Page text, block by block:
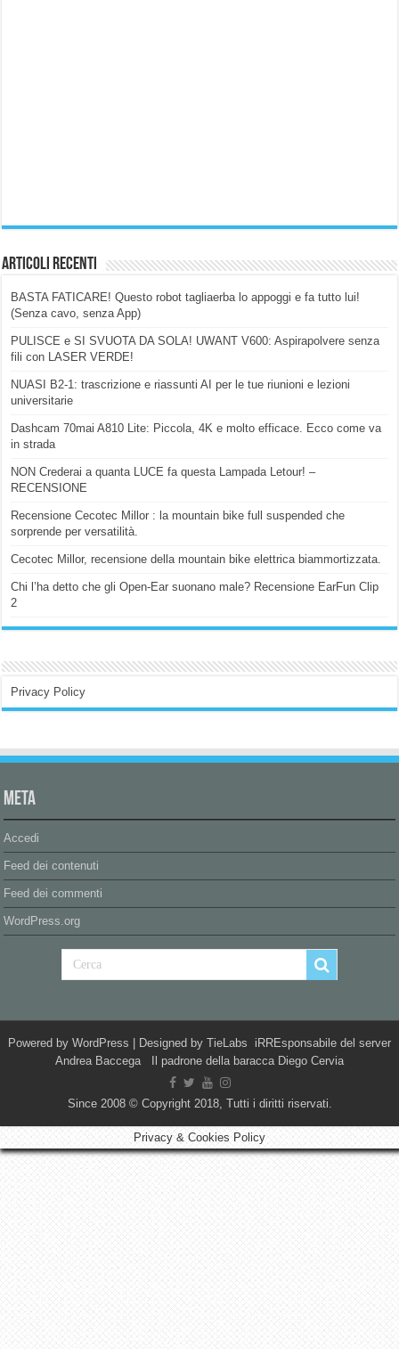
Articoli Recenti
BASTA FATICARE! Questo robot tagliaerba lo appoggi e fa tutto lui!
(Senza cavo, senza App)
PULISCE e SI SVUOTA DA SOLA! UWANT V600: Aspirapolvere senza
fili con LASER VERDE!
NUASI B2-1: trascrizione e riassunti AI per le tue riunioni e lezioni
universitarie
Dashcam 70mai A810 Lite: Piccola, 4K e molto efficace. Ecco come va
in strada
NON Crederai a quanta LUCE fa questa Lampada Letour! –
RECENSIONE
Recensione Cecotec Millor : la mountain bike full suspended che
sorprende per versatilità.
Cecotec Millor, recensione della mountain bike elettrica biammortizzata.
Chi l’ha detto che gli Open-Ear suonano male? Recensione EarFun Clip
2
Privacy Policy
Meta
Accedi
Feed dei contenuti
Feed dei commenti
WordPress.org
Powered by WordPress | Designed by TieLabs iRREsponsabile del server
Andrea Baccega Il padrone della baracca Diego Cervia
Since 2008 © Copyright 2018, Tutti i diritti riservati.
Privacy & Cookies Policy